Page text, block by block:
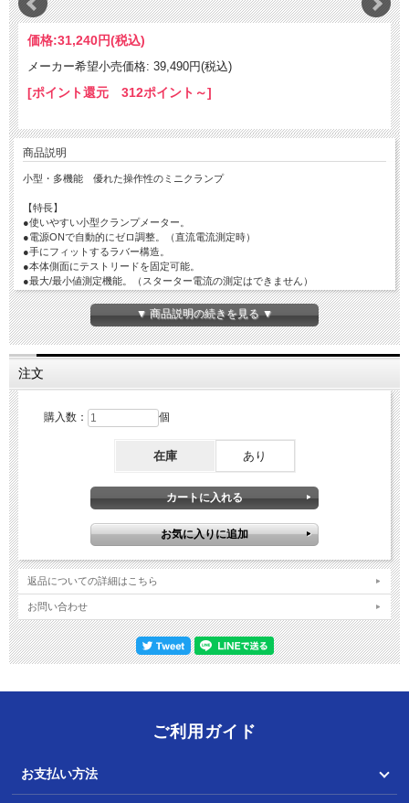
価格:31,240円(税込)
メーカー希望小売価格: 39,490円(税込)
[ポイント還元 312ポイント～]
商品説明
小型・多機能 優れた操作性のミニクランプ
【特長】
●使いやすい小型クランプメーター。
●電源ONで自動的にゼロ調整。（直流電流測定時）
●手にフィットするラバー構造。
●本体側面にテストリードを固定可能。
●最大/最小値測定機能。（スターター電流の測定はできません）
【仕様】
●表示：4000カウント、最大表示4050
●サンプリング：3回／秒
●レンジ切換：オートレンジ
●被測定導体径：最大φ27mm
●電源：1.5V R03（単4）電池 2本
●付属品：100-63テストリード、1015キャリングケース、1.5V R03（単4）電池
2本、取扱説明書
●別売付属品：793コイル型コンタクトピン、940ワニグチクリップ、944テスト
ピン、946バッテリークリップ
▼ 商品説明の続きを見る ▼
注文
購入数： 個
在庫 あり
返品についての詳細はこちら
お問い合わせ
ご利用ガイド
お支払い方法